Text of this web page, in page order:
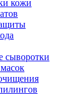
кожи
сыворотки